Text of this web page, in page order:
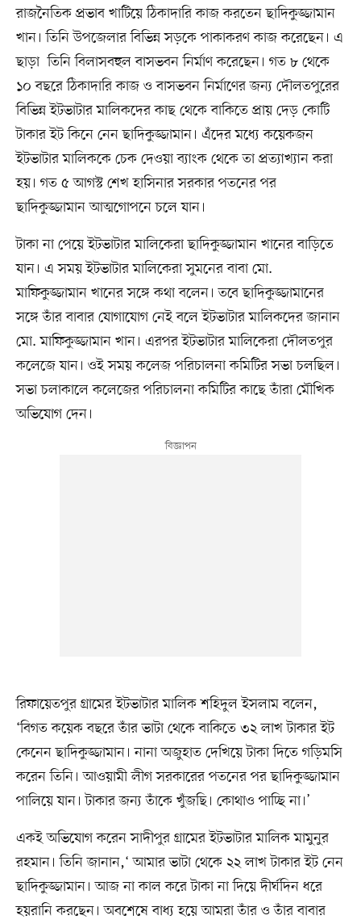
রাজনৈতিক প্রভাব খাটিয়ে ঠিকাদারি কাজ করতেন ছাদিকুজ্জামান
খান। তিনি উপজেলার বিভিন্ন সড়কে পাকাকরণ কাজ করেছেন। এ
ছাড়া তিনি বিলাসবহুল বাসভবন নির্মাণ করেছেন। গত ৮ থেকে
১০ বছরে ঠিকাদারি কাজ ও বাসভবন নির্মাণের জন্য দৌলতপুরের
বিভিন্ন ইটভাটার মালিকদের কাছ থেকে বাকিতে প্রায় দেড় কোটি
টাকার ইট কিনে নেন ছাদিকুজ্জামান। এঁদের মধ্যে কয়েকজন
ইটভাটার মালিককে চেক দেওয়া ব্যাংক থেকে তা প্রত্যাখ্যান করা
হয়। গত ৫ আগস্ট শেখ হাসিনার সরকার পতনের পর
ছাদিকুজ্জামান আত্মগোপনে চলে যান।
টাকা না পেয়ে ইটভাটার মালিকেরা ছাদিকুজ্জামান খানের বাড়িতে
যান। এ সময় ইটভাটার মালিকেরা সুমনের বাবা মো.
মাফিকুজ্জামান খানের সঙ্গে কথা বলেন। তবে ছাদিকুজ্জামানের
সঙ্গে তাঁর বাবার যোগাযোগ নেই বলে ইটভাটার মালিকদের জানান
মো. মাফিকুজ্জামান খান। এরপর ইটভাটার মালিকেরা দৌলতপুর
কলেজে যান। ওই সময় কলেজ পরিচালনা কমিটির সভা চলছিল।
সভা চলাকালে কলেজের পরিচালনা কমিটির কাছে তাঁরা মৌখিক
অভিযোগ দেন।
রিফায়েতপুর গ্রামের ইটভাটার মালিক শহিদুল ইসলাম বলেন,
‘বিগত কয়েক বছরে তাঁর ভাটা থেকে বাকিতে ৩২ লাখ টাকার ইট
কেনেন ছাদিকুজ্জামান। নানা অজুহাত দেখিয়ে টাকা দিতে গড়িমসি
করেন তিনি। আওয়ামী লীগ সরকারের পতনের পর ছাদিকুজ্জামান
পালিয়ে যান। টাকার জন্য তাঁকে খুঁজছি। কোথাও পাচ্ছি না।’
একই অভিযোগ করেন সাদীপুর গ্রামের ইটভাটার মালিক মামুনুর
রহমান। তিনি জানান,‘ আমার ভাটা থেকে ২২ লাখ টাকার ইট নেন
ছাদিকুজ্জামান। আজ না কাল করে টাকা না দিয়ে দীর্ঘদিন ধরে
হয়রানি করছেন। অবশেষে বাধ্য হয়ে আমরা তাঁর ও তাঁর বাবার